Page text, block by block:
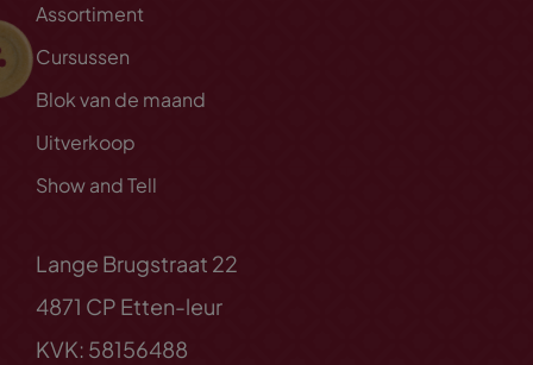
Assortiment
Cursussen
Blok van de maand
Uitverkoop
Show and Tell
Lange Brugstraat 22
4871 CP Etten-leur
KVK: 58156488